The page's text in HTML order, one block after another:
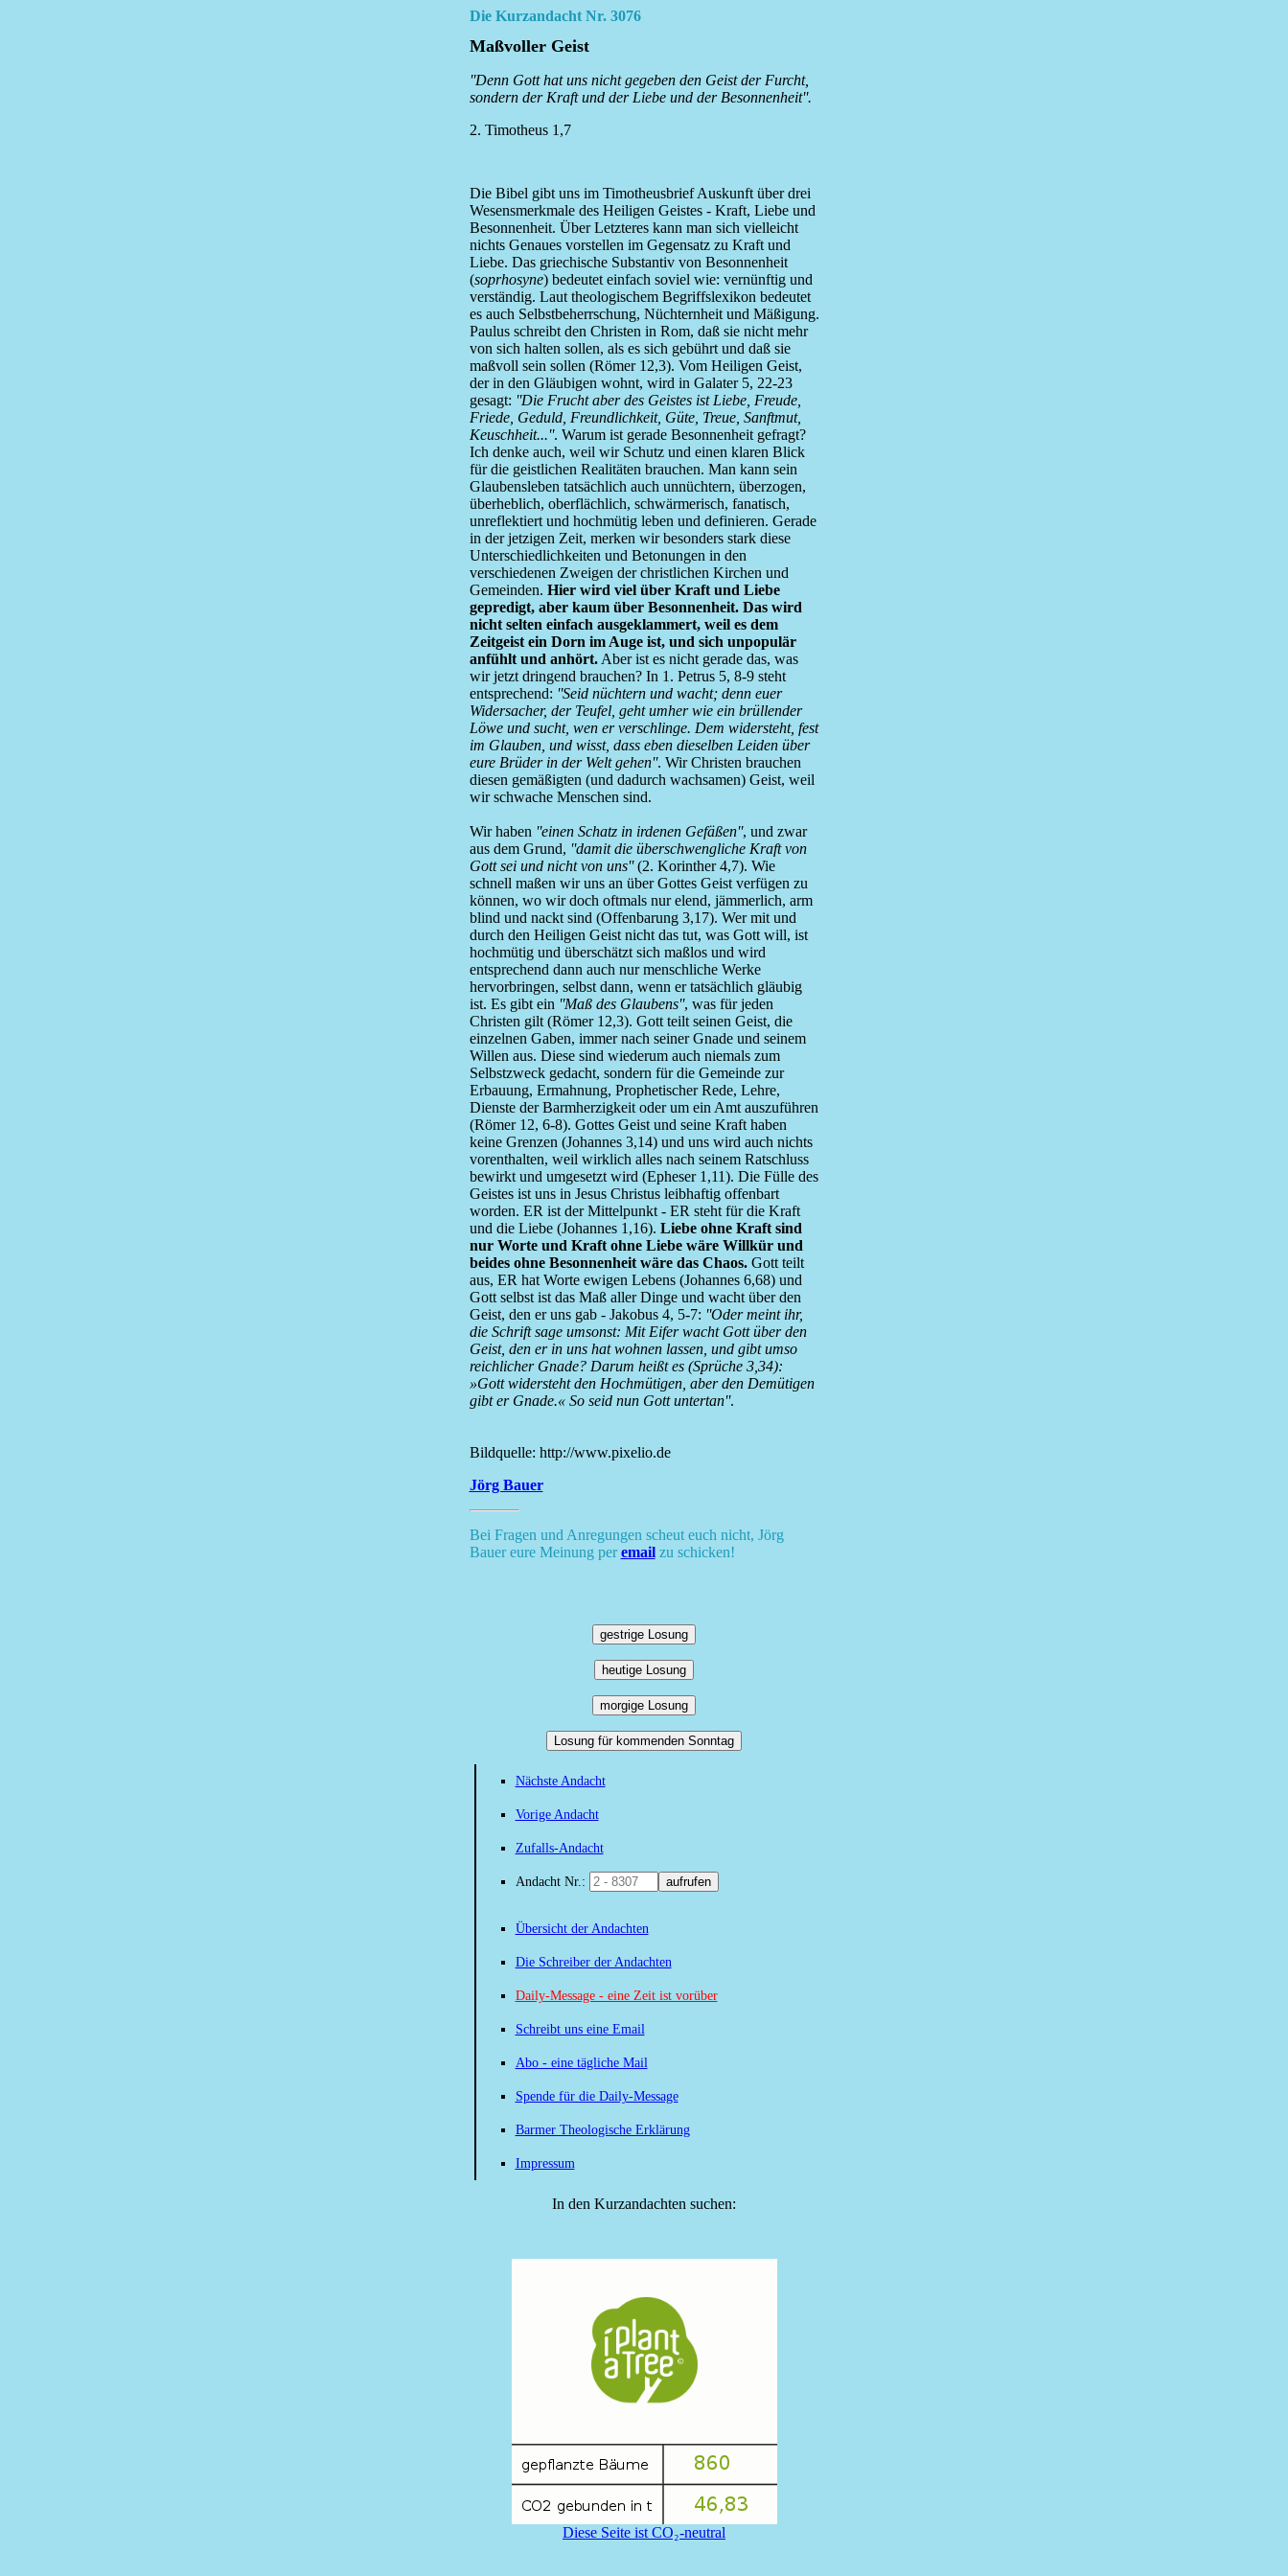
Die Kurzandacht Nr. 3076
Maßvoller Geist
''Denn Gott hat uns nicht gegeben den Geist der Furcht,
sondern der Kraft und der Liebe und der Besonnenheit''.
2. Timotheus 1,7
Die Bibel gibt uns im Timotheusbrief Auskunft über drei
Wesensmerkmale des Heiligen Geistes - Kraft, Liebe und
Besonnenheit. Über Letzteres kann man sich vielleicht
nichts Genaues vorstellen im Gegensatz zu Kraft und
Liebe. Das griechische Substantiv von Besonnenheit
(soprhosyne) bedeutet einfach soviel wie: vernünftig und
verständig. Laut theologischem Begriffslexikon bedeutet
es auch Selbstbeherrschung, Nüchternheit und Mäßigung.
Paulus schreibt den Christen in Rom, daß sie nicht mehr
von sich halten sollen, als es sich gebührt und daß sie
maßvoll sein sollen (Römer 12,3). Vom Heiligen Geist,
der in den Gläubigen wohnt, wird in Galater 5, 22-23
gesagt: ''Die Frucht aber des Geistes ist Liebe, Freude,
Friede, Geduld, Freundlichkeit, Güte, Treue, Sanftmut,
Keuschheit...''. Warum ist gerade Besonnenheit gefragt?
Ich denke auch, weil wir Schutz und einen klaren Blick
für die geistlichen Realitäten brauchen. Man kann sein
Glaubensleben tatsächlich auch unnüchtern, überzogen,
überheblich, oberflächlich, schwärmerisch, fanatisch,
unreflektiert und hochmütig leben und definieren. Gerade
in der jetzigen Zeit, merken wir besonders stark diese
Unterschiedlichkeiten und Betonungen in den
verschiedenen Zweigen der christlichen Kirchen und
Gemeinden. Hier wird viel über Kraft und Liebe
gepredigt, aber kaum über Besonnenheit. Das wird
nicht selten einfach ausgeklammert, weil es dem
Zeitgeist ein Dorn im Auge ist, und sich unpopulär
anfühlt und anhört.Aber ist es nicht gerade das, was
wir jetzt dringend brauchen? In 1. Petrus 5, 8-9 steht
entsprechend: ''Seid nüchtern und wacht; denn euer
Widersacher, der Teufel, geht umher wie ein brüllender
Löwe und sucht, wen er verschlinge. Dem widersteht, fest
im Glauben, und wisst, dass eben dieselben Leiden über
eure Brüder in der Welt gehen''. Wir Christen brauchen
diesen gemäßigten (und dadurch wachsamen) Geist, weil
wir schwache Menschen sind.
Wir haben ''einen Schatz in irdenen Gefäßen'', und zwar
aus dem Grund, ''damit die überschwengliche Kraft von
Gott sei und nicht von uns''(2. Korinther 4,7). Wie
schnell maßen wir uns an über Gottes Geist verfügen zu
können, wo wir doch oftmals nur elend, jämmerlich, arm
blind und nackt sind (Offenbarung 3,17). Wer mit und
durch den Heiligen Geist nicht das tut, was Gott will, ist
hochmütig und überschätzt sich maßlos und wird
entsprechend dann auch nur menschliche Werke
hervorbringen, selbst dann, wenn er tatsächlich gläubig
ist. Es gibt ein ''Maß des Glaubens'', was für jeden
Christen gilt (Römer 12,3). Gott teilt seinen Geist, die
einzelnen Gaben, immer nach seiner Gnade und seinem
Willen aus. Diese sind wiederum auch niemals zum
Selbstzweck gedacht, sondern für die Gemeinde zur
Erbauung, Ermahnung, Prophetischer Rede, Lehre,
Dienste der Barmherzigkeit oder um ein Amt auszuführen
(Römer 12, 6-8). Gottes Geist und seine Kraft haben
keine Grenzen (Johannes 3,14) und uns wird auch nichts
vorenthalten, weil wirklich alles nach seinem Ratschluss
bewirkt und umgesetzt wird (Epheser 1,11). Die Fülle des
Geistes ist uns in Jesus Christus leibhaftig offenbart
worden. ER ist der Mittelpunkt - ER steht für die Kraft
und die Liebe (Johannes 1,16). Liebe ohne Kraft sind
nur Worte und Kraft ohne Liebe wäre Willkür und
beides ohne Besonnenheit wäre das Chaos.Gott teilt
aus, ER hat Worte ewigen Lebens (Johannes 6,68) und
Gott selbst ist das Maß aller Dinge und wacht über den
Geist, den er uns gab - Jakobus 4, 5-7: ''Oder meint ihr,
die Schrift sage umsonst: Mit Eifer wacht Gott über den
Geist, den er in uns hat wohnen lassen, und gibt umso
reichlicher Gnade? Darum heißt es (Sprüche 3,34):
»Gott widersteht den Hochmütigen, aber den Demütigen
gibt er Gnade.« So seid nun Gott untertan''.
Bildquelle: http://www.pixelio.de
Jörg Bauer
Bei Fragen und Anregungen scheut euch nicht, Jörg
Bauer eure Meinung peremailzu schicken!
gestrige Losung
heutige Losung
morgige Losung
Losung für kommenden Sonntag
Nächste Andacht
Vorige Andacht
Zufalls-Andacht
Andacht Nr.: aufrufen
Übersicht der Andachten
Die Schreiber der Andachten
Daily-Message - eine Zeit ist vorüber
Schreibt uns eine Email
Abo - eine tägliche Mail
Spende für die Daily-Message
Barmer Theologische Erklärung
Impressum
In den Kurzandachten suchen:
Diese Seite ist CO₂-neutral